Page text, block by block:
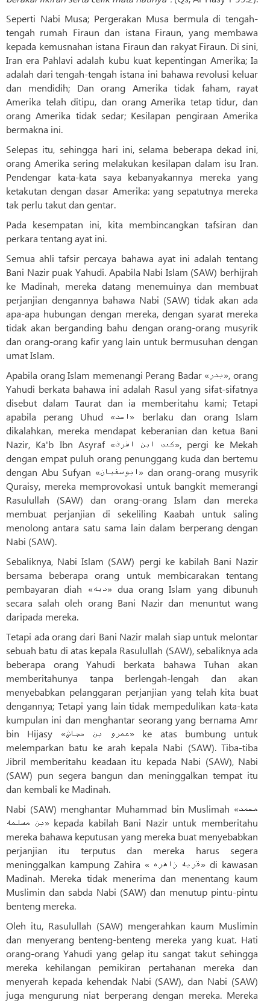
Seperti Nabi Musa; Pergerakan Musa bermula di tengah-
tengah rumah Firaun dan istana Firaun, yang membawa
kepada kemusnahan istana Firaun dan rakyat Firaun. Di sini,
Iran era Pahlavi adalah kubu kuat kepentingan Amerika; Ia
adalah dari tengah-tengah istana ini bahawa revolusi keluar
dan mendidih; Dan orang Amerika tidak faham, rayat
Amerika telah ditipu, dan orang Amerika tetap tidur, dan
orang Amerika tidak sedar; Kesilapan pengiraan Amerika
bermakna ini.
Selepas itu, sehingga hari ini, selama beberapa dekad ini,
orang Amerika sering melakukan kesilapan dalam isu Iran.
Pendengar kata-kata saya kebanyakannya mereka yang
ketakutan dengan dasar Amerika: yang sepatutnya mereka
tak perlu takut dan gentar.
Pada kesempatan ini, kita membincangkan tafsiran dan
perkara tentang ayat ini.
Semua ahli tafsir percaya bahawa ayat ini adalah tentang
Bani Nazir puak Yahudi. Apabila Nabi Islam (SAW) berhijrah
ke Madinah, mereka datang menemuinya dan membuat
perjanjian dengannya bahawa Nabi (SAW) tidak akan ada
apa-apa hubungan dengan mereka, dengan syarat mereka
tidak akan berganding bahu dengan orang-orang musyrik
dan orang-orang kafir yang lain untuk bermusuhan dengan
umat Islam.
Apabila orang Islam memenangi Perang Badar «بدر», orang
Yahudi berkata bahawa ini adalah Rasul yang sifat-sifatnya
disebut dalam Taurat dan ia memberitahu kami; Tetapi
apabila perang Uhud «احد» berlaku dan orang Islam
dikalahkan, mereka mendapat keberanian dan ketua Bani
Nazir, Ka'b Ibn Asyraf «کعب ابن اشرف», pergi ke Mekah
dengan empat puluh orang penunggang kuda dan bertemu
dengan Abu Sufyan «ابوسفیان» dan orang-orang musyrik
Quraisy, mereka memprovokasi untuk bangkit memerangi
Rasulullah (SAW) dan orang-orang Islam dan mereka
membuat perjanjian di sekeliling Kaabah untuk saling
menolong antara satu sama lain dalam berperang dengan
Nabi (SAW).
Sebaliknya, Nabi Islam (SAW) pergi ke kabilah Bani Nazir
bersama beberapa orang untuk membicarakan tentang
pembayaran diah «دیه» dua orang Islam yang dibunuh
secara salah oleh orang Bani Nazir dan menuntut wang
daripada mereka.
Tetapi ada orang dari Bani Nazir malah siap untuk melontar
sebuah batu di atas kepala Rasulullah (SAW), sebaliknya ada
beberapa orang Yahudi berkata bahawa Tuhan akan
memberitahunya tanpa berlengah-lengah dan akan
menyebabkan pelanggaran perjanjian yang telah kita buat
dengannya; Tetapi yang lain tidak mempedulikan kata-kata
kumpulan ini dan menghantar seorang yang bernama Amr
bin Hijasy «عمرو بن حجاش» ke atas bumbung untuk
melemparkan batu ke arah kepala Nabi (SAW). Tiba-tiba
Jibril memberitahu keadaan itu kepada Nabi (SAW), Nabi
(SAW) pun segera bangun dan meninggalkan tempat itu
dan kembali ke Madinah.
Nabi (SAW) menghantar Muhammad bin Muslimah «محمد
بن مسلمه» kepada kabilah Bani Nazir untuk memberitahu
mereka bahawa keputusan yang mereka buat menyebabkan
perjanjian itu terputus dan mereka harus segera
meninggalkan kampung Zahira « قریه زاهره» di kawasan
Madinah. Mereka tidak menerima dan menentang kaum
Muslimin dan sabda Nabi (SAW) dan menutup pintu-pintu
benteng mereka.
Oleh itu, Rasulullah (SAW) mengerahkan kaum Muslimin
dan menyerang benteng-benteng mereka yang kuat. Hati
orang-orang Yahudi yang gelap itu sangat takut sehingga
mereka kehilangan pemikiran pertahanan mereka dan
menyerah kepada kehendak Nabi (SAW), dan Nabi (SAW)
juga mengurung niat berperang dengan mereka. Mereka